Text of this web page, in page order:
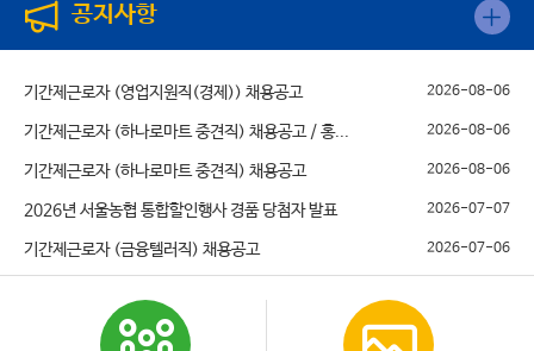
공지사항
기간제근로자 (영업지원직(경제)) 채용공고 2026-08-06
기간제근로자 (하나로마트 중견직) 채용공고 / 홍... 2026-08-06
기간제근로자 (하나로마트 중견직) 채용공고 2026-08-06
2026년 서울농협 통합할인행사 경품 당첨자 발표 2026-07-07
기간제근로자 (금융텔러직) 채용공고 2026-07-06